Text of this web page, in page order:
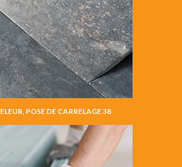
POSE DE CARRELAGE 38